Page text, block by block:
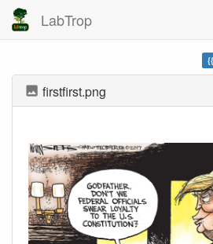
LabTrop
firstfirst.png